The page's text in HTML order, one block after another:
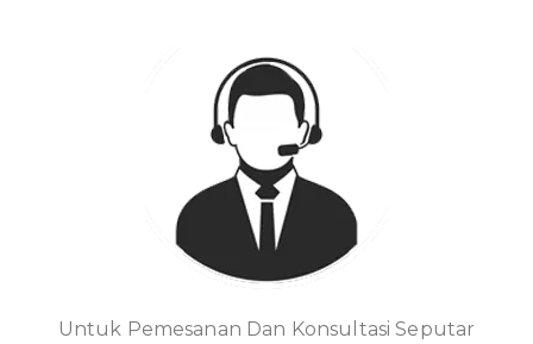
Untuk Pemesanan Dan Konsultasi Seputar